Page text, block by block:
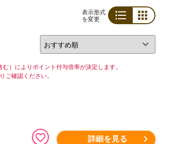
表示形式
を変更
）によりポイント付与倍率が決定します。
ご確認ください。
詳細を見る